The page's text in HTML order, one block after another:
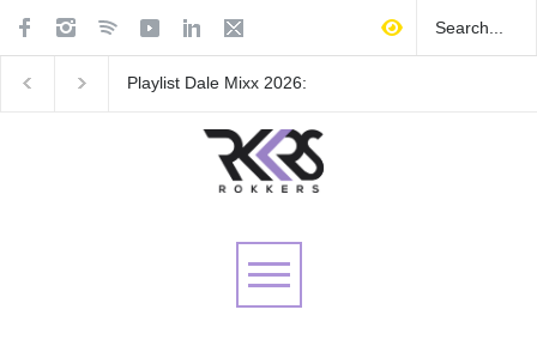
Playlist Dale Mixx 2026: